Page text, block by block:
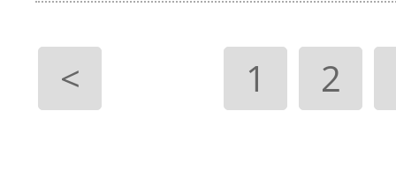
< 1 2